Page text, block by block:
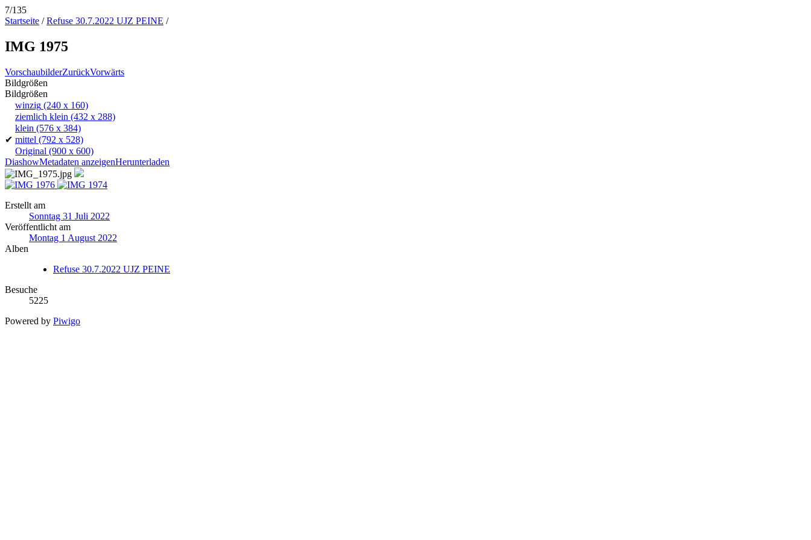
7/135
Startseite /Refuse 30.7.2022 UJZ PEINE /
IMG 1975
VorschaubilderZurückVorwärts
Bildgrößen
Bildgrößen
winzig (240 x 160)
ziemlich klein (432 x 288)
klein (576 x 384)
✔ mittel (792 x 528)
Original (900 x 600)
DiashowMetadaten anzeigenHerunterladen
Erstellt am
Sonntag 31 Juli 2022
Veröffentlicht am
Montag 1 August 2022
Alben
Refuse 30.7.2022 UJZ PEINE
Besuche
5225
Powered by Piwigo